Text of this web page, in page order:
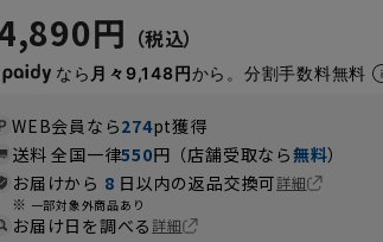
円
なら 月々9,148円から。分割手数料無料
WEB会員なら274pt獲得
送料 全国一律550円（店舗受取なら無料）
お届けから 8 日以内の返品交換可詳細
一部対象外商品あり
お届け日を調べる詳細